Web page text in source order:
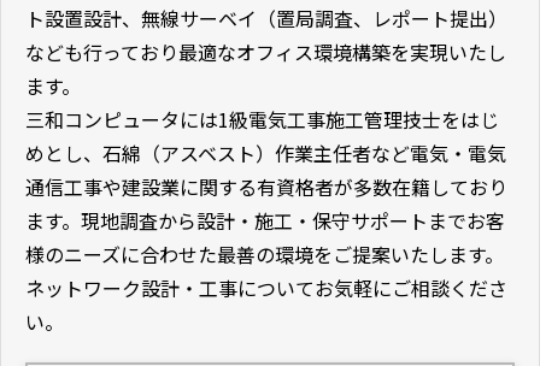
ト設置設計、無線サーベイ（置局調査、レポート提出）
なども行っており最適なオフィス環境構築を実現いたし
ます。
三和コンピュータには1級電気工事施工管理技士をはじ
めとし、石綿（アスベスト）作業主任者など電気・電気
通信工事や建設業に関する有資格者が多数在籍しており
ます。現地調査から設計・施工・保守サポートまでお客
様のニーズに合わせた最善の環境をご提案いたします。
ネットワーク設計・工事についてお気軽にご相談くださ
い。